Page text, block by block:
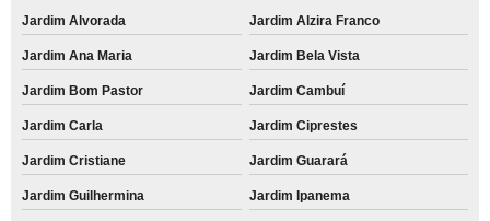
Jardim Alvorada Jardim Alzira Franco
Jardim Ana Maria Jardim Bela Vista
Jardim Bom Pastor Jardim Cambuí
Jardim Carla Jardim Ciprestes
Jardim Cristiane Jardim Guarará
Jardim Guilhermina Jardim Ipanema